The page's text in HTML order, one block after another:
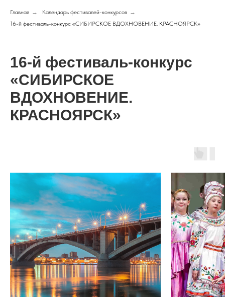
Главная → Календарь фестивалей-конкурсов →
16-й фестиваль-конкурс «СИБИРСКОЕ ВДОХНОВЕНИЕ. КРАСНОЯРСК»
16-й фестиваль-конкурс
«СИБИРСКОЕ
ВДОХНОВЕНИЕ.
КРАСНОЯРСК»